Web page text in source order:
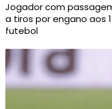
Jogador com
a tiros por engano aos
futebol